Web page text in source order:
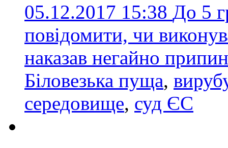
05.12.2017 15:38 До 5
повідомити, чи
наказав негайно
Біловезька пуща,
середовище, суд ЄС